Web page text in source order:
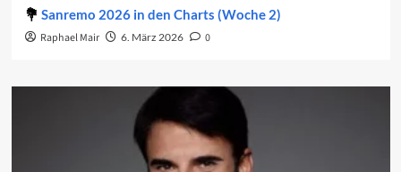
Sanremo 2026 in den Charts (Woche 2)
Raphael Mair 6. März 2026 0